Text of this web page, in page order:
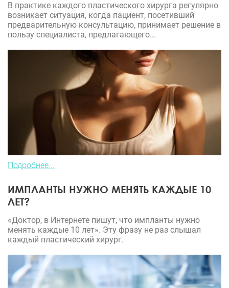
В практике каждого пластического хирурга регулярно
возникает ситуация, когда пациент, посетивший
предварительную консультацию, принимает решение в
пользу специалиста, предлагающего...
Подробнее...
ИМПЛАНТЫ НУЖНО МЕНЯТЬ КАЖДЫЕ 10
ЛЕТ?
«Доктор, в Интернете пишут, что импланты нужно
менять каждые 10 лет». Эту фразу не раз слышал
каждый пластический хирург.